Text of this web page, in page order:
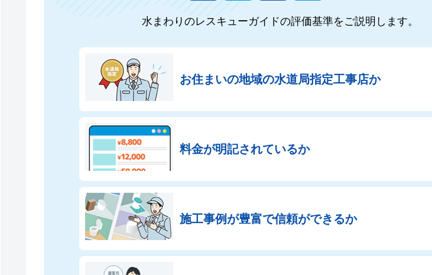
水まわりのレスキューガイドの評価基準をご説明します。
お住まいの地域の水道局指定工事店か
料金が明記されているか
施工事例が豊富で信頼ができるか